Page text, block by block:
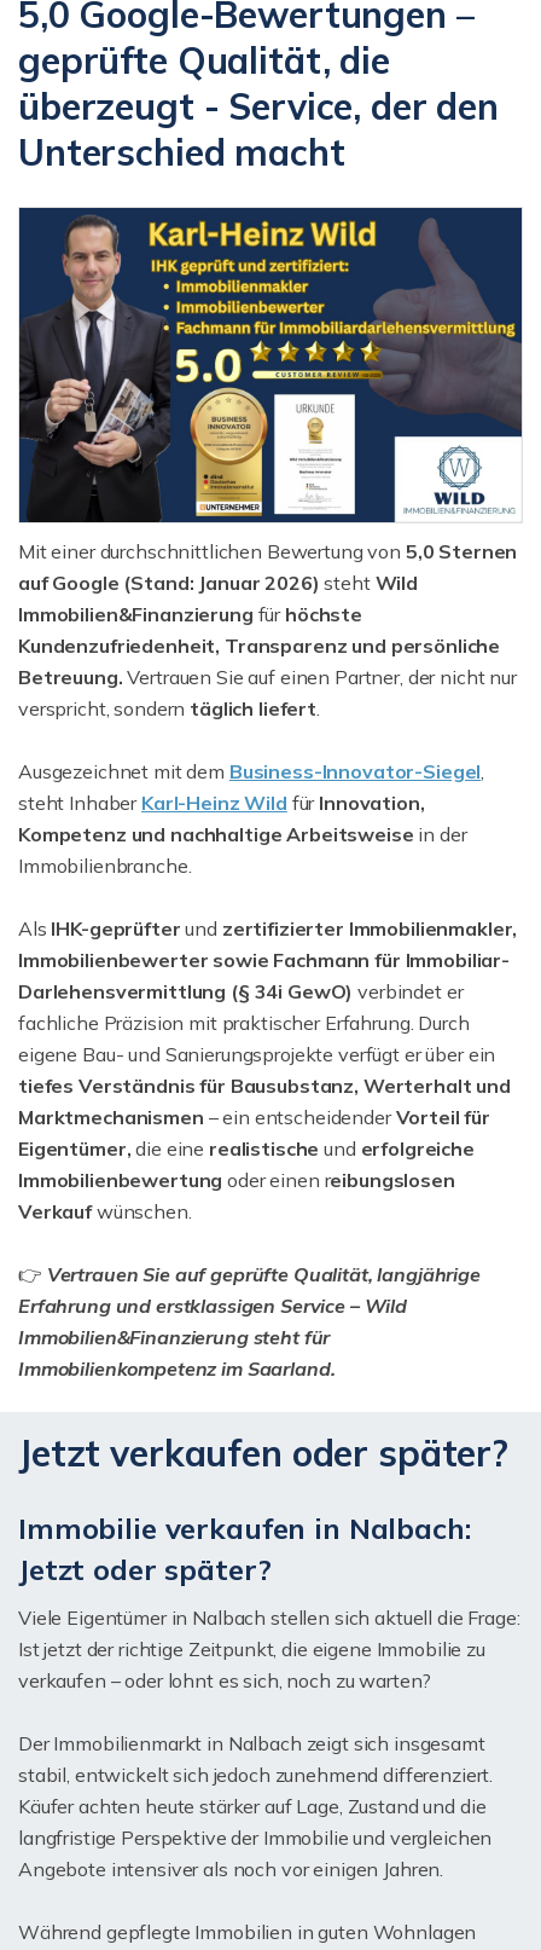
5,0 Google-Bewertungen –
geprüfte Qualität, die
überzeugt - Service, der den
Unterschied macht
Mit einer durchschnittlichen Bewertung von 5,0 Sternen
auf Google (Stand: Januar 2026)steht Wild
Immobilien&Finanzierung für höchste
Kundenzufriedenheit, Transparenz und persönliche
Betreuung.Vertrauen Sie auf einen Partner, der nicht nur
verspricht, sondern täglich liefert.
Ausgezeichnet mit dem Business-Innovator-Siegel,
steht Inhaber Karl-Heinz Wild für Innovation,
Kompetenz und nachhaltige Arbeitsweise in der
Immobilienbranche.
Als IHK-geprüfterund zertifizierter Immobilienmakler,
Immobilienbewerter sowie Fachmann für Immobiliar-
Darlehensvermittlung (§ 34i GewO) verbindet er
fachliche Präzision mit praktischer Erfahrung. Durch
eigene Bau- und Sanierungsprojekte verfügt er über ein
tiefes Verständnis für Bausubstanz, Werterhalt und
Marktmechanismen – ein entscheidenderVorteil für
Eigentümer, die eine realistische und erfolgreiche
Immobilienbewertung oder einen reibungslosen
Verkaufwünschen.
👉 Vertrauen Sie auf geprüfte Qualität, langjährige
Erfahrung und erstklassigen Service – Wild
Immobilien&Finanzierung steht für
Immobilienkompetenz im Saarland.
Jetzt verkaufen oder später?
Immobilie verkaufen in Nalbach:
Jetzt oder später?
Viele Eigentümer in Nalbach stellen sich aktuell die Frage:
Ist jetzt der richtige Zeitpunkt, die eigene Immobilie zu
verkaufen – oder lohnt es sich, noch zu warten?
Der Immobilienmarkt in Nalbach zeigt sich insgesamt
stabil, entwickelt sich jedoch zunehmend differenziert.
Käufer achten heute stärker auf Lage, Zustand und die
langfristige Perspektive der Immobilie und vergleichen
Angebote intensiver als noch vor einigen Jahren.
Während gepflegte Immobilien in guten Wohnlagen